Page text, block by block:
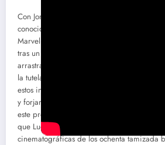
Con Jon Watts y Christopher Ford a la
conocido por su trabajo en Spider-Man
Marvel–, la trama explora la historia de un
tras un hallazgo sorprendente en su
arrastrados a las incertidumbres de una
la tutela de un jedi adulto, Jod Na Nawood
estos intrépidos exploradores juveniles
y forjar alianzas improbables en su intento
este proyecto, se vislumbra el influjo de la
que Lucas delineó en los setenta y la huella
cinematográficas de los ochenta tamizada